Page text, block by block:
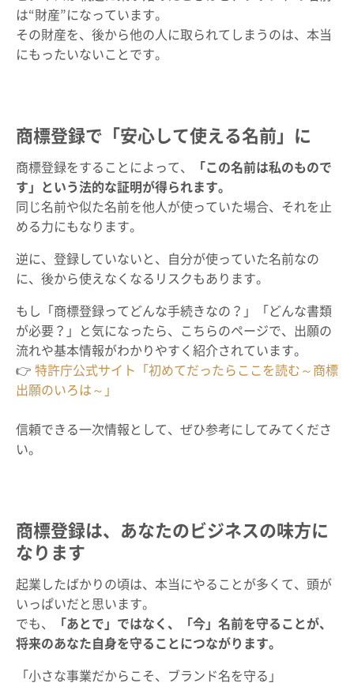
は“財産”になっています。
その財産を、後から他の人に取られてしまうのは、本当
にもったいないことです。
商標登録で「安心して使える名前」に
商標登録をすることによって、
「この名前は私のもので
す」という法的な証明が得られます。
同じ名前や似た名前を他人が使っていた場合、それを止
める力にもなります。
逆に、登録していないと、自分が使っていた名前なの
に、後から使えなくなるリスクもあります。
もし「商標登録ってどんな手続きなの？」「どんな書類
が必要？」と気になったら、こちらのページで、出願の
流れや基本情報がわかりやすく紹介されています。
👉 特許庁公式サイト「初めてだったらここを読む～商標
出願のいろは～」
信頼できる一次情報として、ぜひ参考にしてみてくださ
い。
商標登録は、あなたのビジネスの味方に
なります
起業したばかりの頃は、本当にやることが多くて、頭が
いっぱいだと思います。
でも、
「あとで」ではなく、「今」名前を守ることが、
将来のあなた自身を守ることにつながります。
「小さな事業だからこそ、ブランド名を守る」